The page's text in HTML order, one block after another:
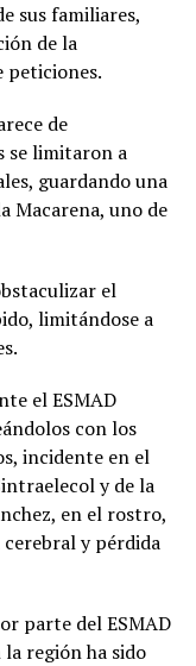
sus familiares,
de la
peticiones.
de
se limitaron a
guardando una
Macarena, uno de
el
limitándose a
el ESMAD
con los
incidente en el
y de la
en el rostro,
y pérdida
parte del ESMAD
región ha sido